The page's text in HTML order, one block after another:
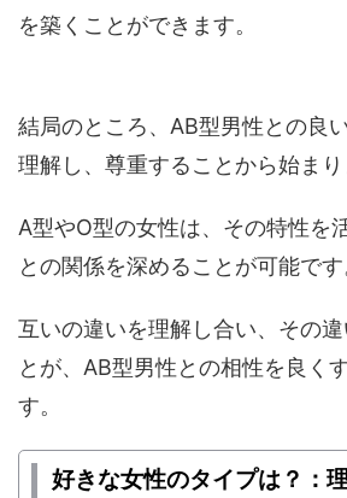
を築くことができます。
結局のところ、AB型男性との良
理解し、尊重することから始まり
A型やO型の女性は、その特性を
との関係を深めることが可能です
互いの違いを理解し合い、その
とが、AB型男性との相性を良く
す。
好きな女性のタイプは？：